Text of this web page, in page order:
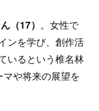
（17） 。女性で
ンを学び、創作活
いるという椎名林